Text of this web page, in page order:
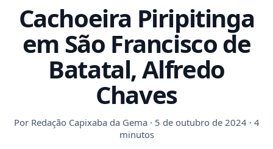
Cachoeira Piripitinga
em São Francisco de
Batatal, Alfredo
Chaves
Por Redação Capixaba da Gema· 5 de outubro de 2024 · 4
minutos